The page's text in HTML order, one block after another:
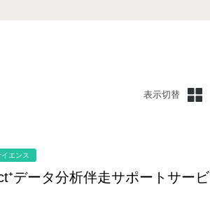
表示切替
エンス
データ分析伴走サポートサービ